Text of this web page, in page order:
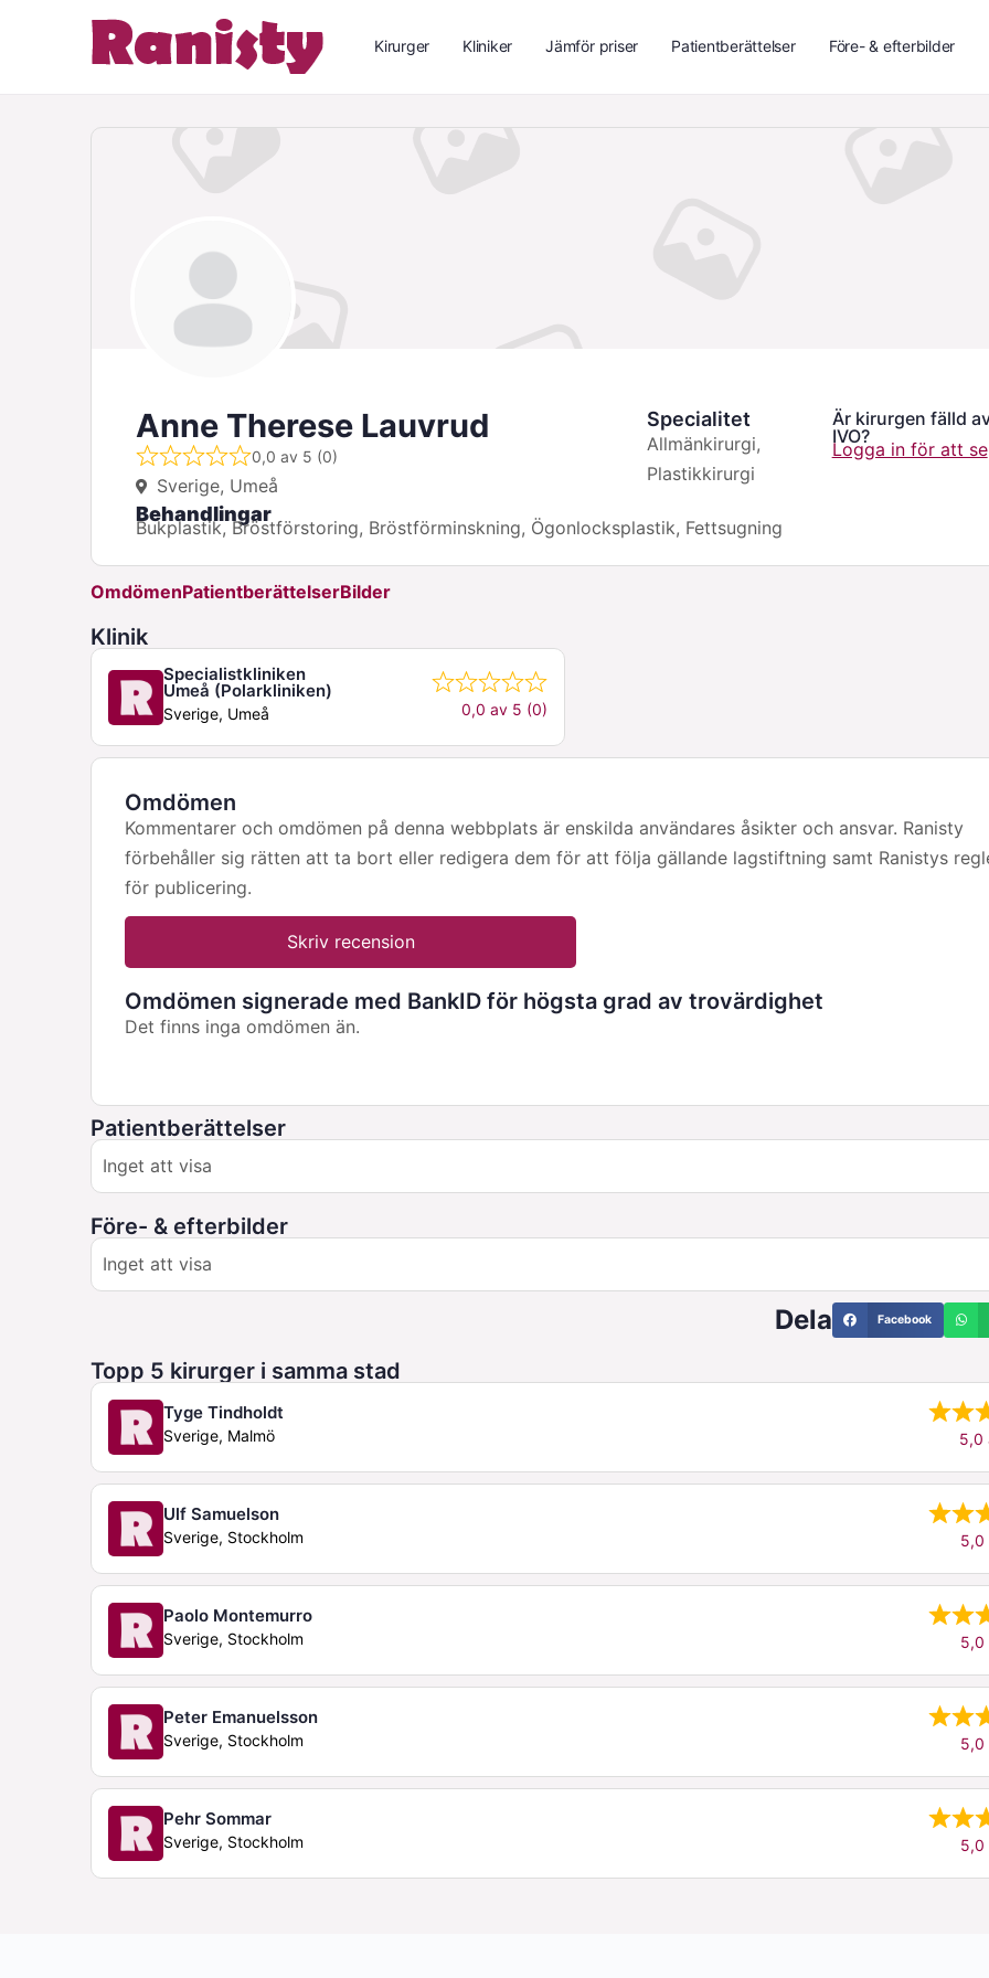
Kirurger Kliniker Jämför priser Patientberättelser Före- & efterbilder
Anne Therese Lauvrud
0,0 av 5 (0)
Sverige, Umeå
Specialitet
Allmänkirurgi,
Plastikkirurgi
Är kirurgen fälld
IVO?
Logga in för att se
Behandlingar
Bukplastik, Bröstförstoring, Bröstförminskning, Ögonlocksplastik, Fettsugning
OmdömenPatientberättelserBilder
Klinik
Specialistkliniken
Umeå (Polarkliniken)
Sverige, Umeå 0,0 av 5 (0)
Omdömen
Kommentarer och omdömen på denna webbplats är enskilda användares åsikter och ansvar. Ranisty
förbehåller sig rätten att ta bort eller redigera dem för att följa gällande lagstiftning samt Ranistys
för publicering.
Skriv recension
Omdömen signerade med BankID för högsta grad av trovärdighet
Det finns inga omdömen än.
Patientberättelser
Inget att visa
Före- & efterbilder
Inget att visa
Facebook
Dela
Topp 5 kirurger i samma stad
Tyge Tindholdt
Sverige, Malmö 5,0
Ulf Samuelson
Sverige, Stockholm 5,0
Paolo Montemurro
Sverige, Stockholm 5,0
Peter Emanuelsson
Sverige, Stockholm 5,0
Pehr Sommar
Sverige, Stockholm 5,0